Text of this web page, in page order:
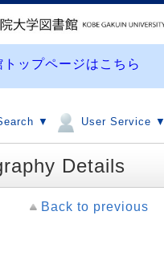
トップページはこちら
▼ User Service ▼
Details
Back to previous